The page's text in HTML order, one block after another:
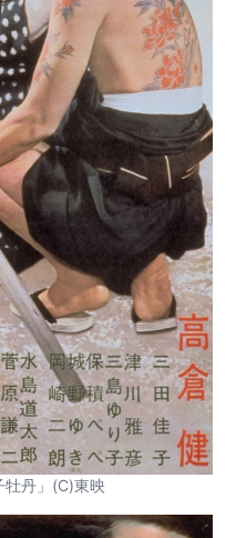
丹」(C)東映